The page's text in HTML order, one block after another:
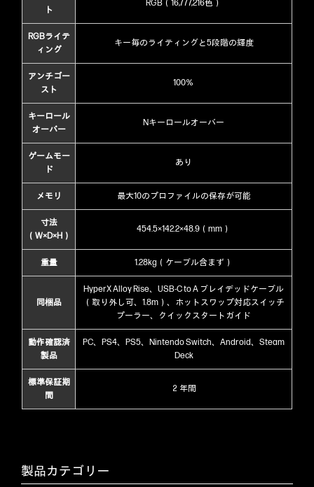
ト
RGB（16,777,216色）
RGBライテ
ィング
キー毎のライティングと5段階の輝度
アンチゴー
スト
100％
キーロール
オーバー
Nキーロールオーバー
ゲームモー
ド
あり
メモリ 最大10のプロファイルの保存が可能
寸法
（W×D×H）
454.5×142.2×48.9（mm）
重量 1.28kg（ケーブル含まず）
同梱品
HyperX Alloy Rise、USB-C to A ブレイデッドケーブル
（取り外し可、1.8m）、 ホットスワップ対応スイッチ
プーラー、クイックスタートガイド
動作確認済
製品
PC、PS4、PS5、Nintendo Switch、Android、Steam
Deck
標準保証期
間
２年間
製品カテゴリー